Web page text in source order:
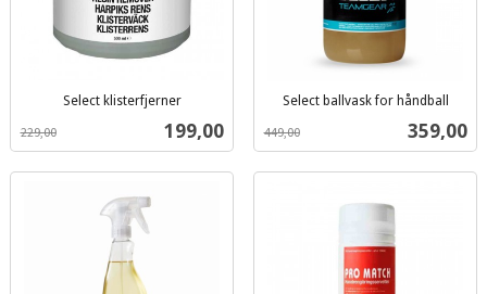
Select klisterfjerner
Tilbud
199,00
229,00
mva.
Select ballvask for håndball
Tilbud
359,00
449,00
mva.